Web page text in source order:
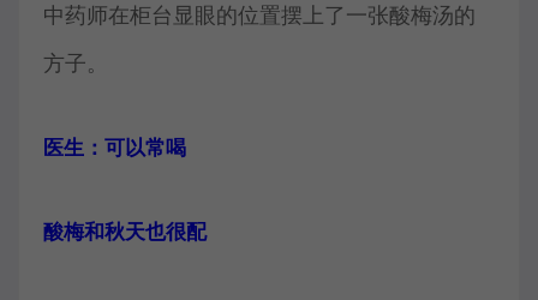
中药师在柜台显眼的位置摆上了一张酸梅汤的
方子。
医生：可以常喝
酸梅和秋天也很配